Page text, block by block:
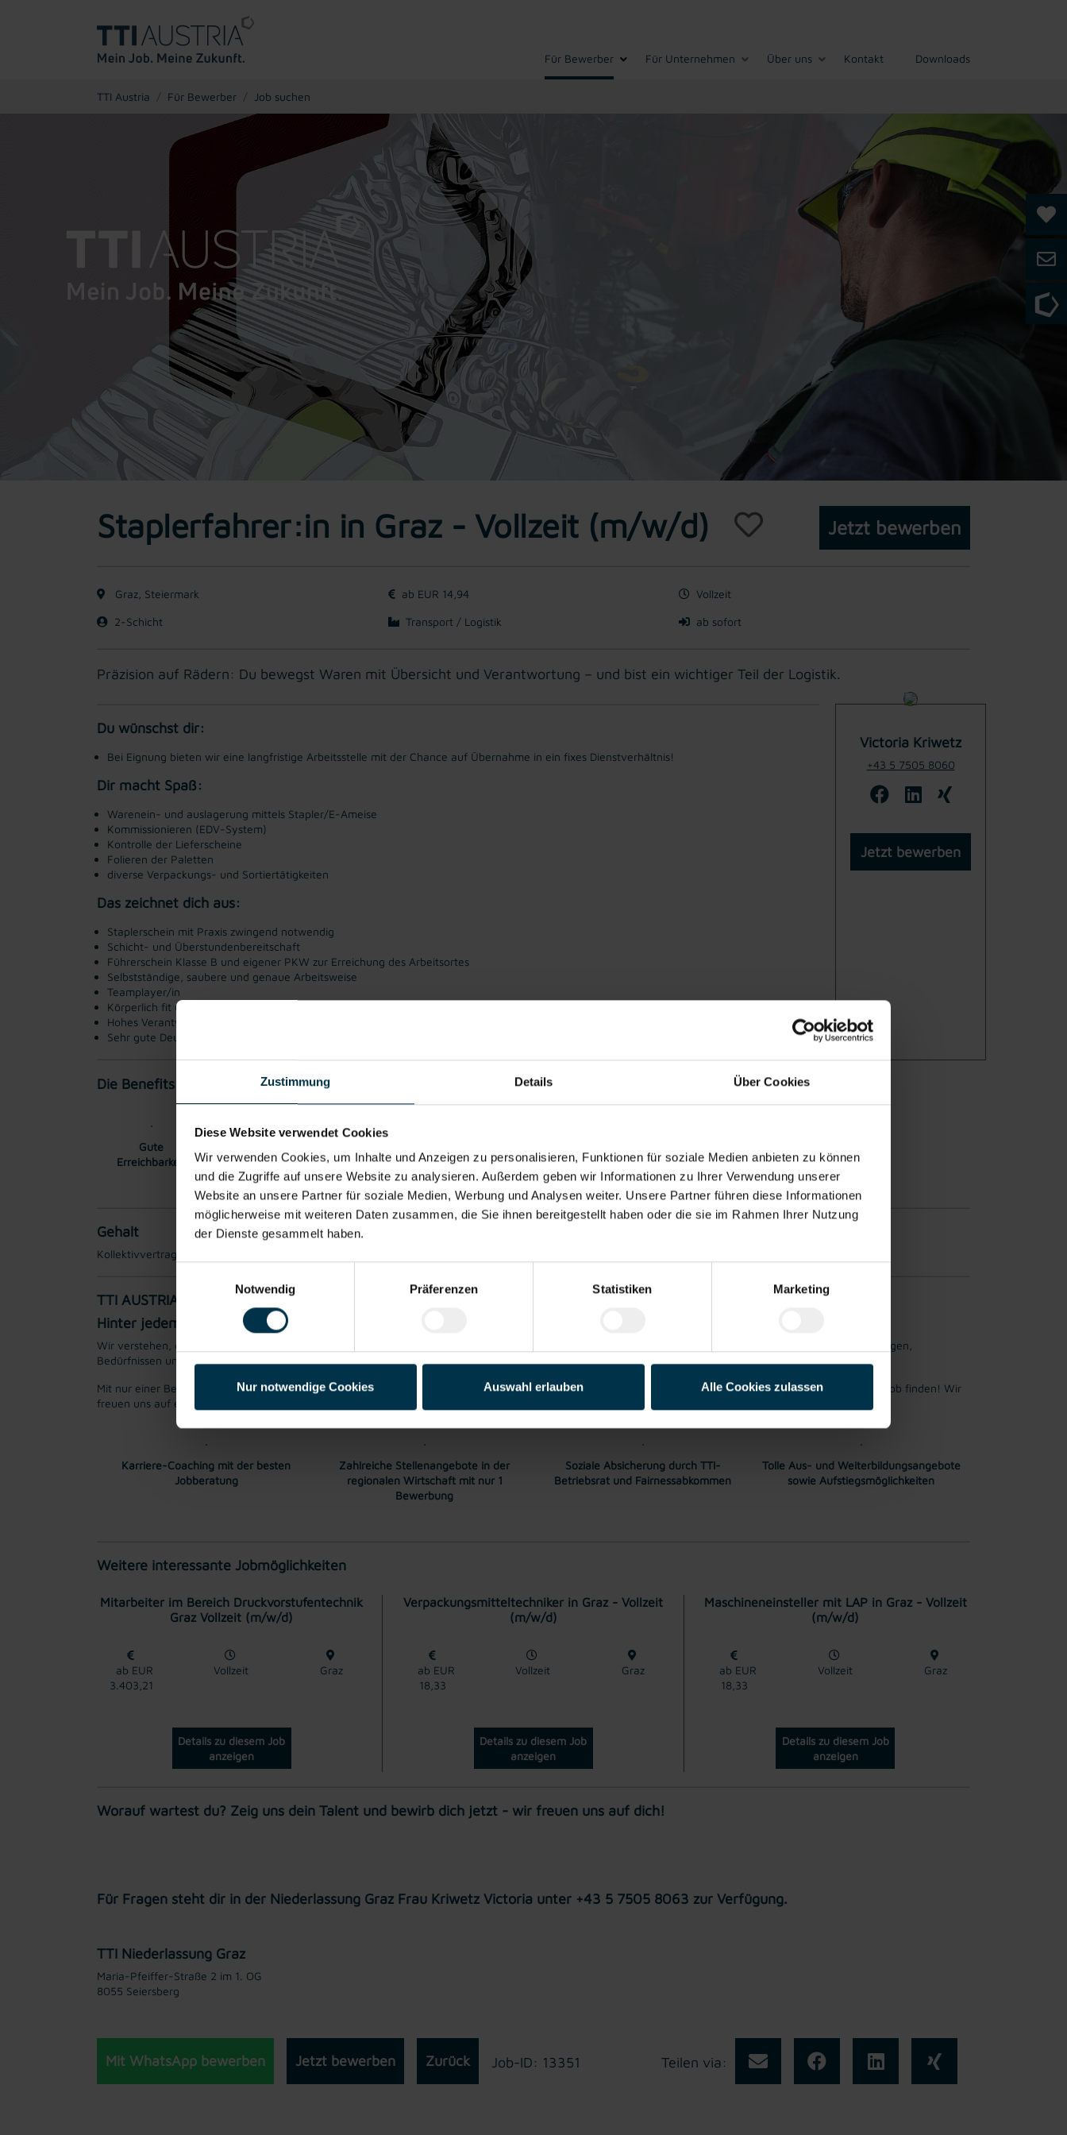
Zustimmung Details Über Cookies
Diese Website verwendet Cookies
Wir verwenden Cookies, um Inhalte und Anzeigen zu personalisieren, Funktionen für soziale Medien anbieten zu können
und die Zugriffe auf unsere Website zu analysieren. Außerdem geben wir Informationen zu Ihrer Verwendung unserer
Website an unsere Partner für soziale Medien, Werbung und Analysen weiter. Unsere Partner führen diese Informationen
möglicherweise mit weiteren Daten zusammen, die Sie ihnen bereitgestellt haben oder die sie im Rahmen Ihrer Nutzung
der Dienste gesammelt haben.
Notwendig
Präferenzen Statistiken Marketing
Nur notwendige Cookies Auswahl erlauben Alle Cookies zulassen
Für Bewerber Für Unternehmen Über uns Kontakt Downloads
TTI Austria Für Bewerber Job suchen
Staplerfahrer:in in Graz - Vollzeit (m/w/d) Jetzt bewerben
Graz, Steiermark ab EUR 14,94 Vollzeit
2-Schicht Transport / Logistik ab sofort
Präzision auf Rädern: Du bewegst Waren mit Übersicht und Verantwortung – und bist ein wichtiger Teil der Logistik.
Du wünschst dir:
Bei Eignung bieten wir eine langfristige Arbeitsstelle mit der Chance auf Übernahme in ein fixes Dienstverhältnis!
Dir macht Spaß:
Warenein- und auslagerung mittels Stapler/E-Ameise
Kommissionieren (EDV-System)
Kontrolle der Lieferscheine
Folieren der Paletten
diverse Verpackungs- und Sortiertätigkeiten
Das zeichnet dich aus:
Staplerschein mit Praxis zwingend notwendig
Schicht- und Überstundenbereitschaft
Führerschein Klasse B und eigener PKW zur Erreichung des Arbeitsortes
Selbstständige, saubere und genaue Arbeitsweise
Teamplayer/in
Körperlich fit und belastbar (Hebetätigkeiten)
Hohes Verantwortungsbewusstsein, Zuverlässigkeit sowie Pünktlichkeit
Sehr gute Deutsch-Kenntnisse (in Wort und Schrift zumindest B2)
Victoria Kriwetz
+43 5 7505 8060
Jetzt bewerben
Die Benefits:
Gute
Erreichbarkeit
Betriebsrestaurant
Dienstverhältnis
Gehalt
Kollektivvertraglicher Mindestlohn EUR € 14,94 brutto pro Stunde. Überzahlung auf Grund von Qualifikation und Berufserfahrung möglich.
TTI AUSTRIA
Hinter jedem Erfolg steckt ein Talent.
Wir verstehen, dass es schwierig sein kann, den perfekten Job zu finden, aber genau das ist unser Ziel: Einen Arbeitsplatz zu finden, der genau den Vorstellungen,
Bedürfnissen und Wünschen unserer Bewerber*innen entspricht und sie auf ihren Karriereweg zu begleiten.
Mit nur einer Bewerbung bekommt man bei uns Zugang zu zahlreichen Jobangeboten in verschiedenen Branchen und Bereichen. Jetzt bewerben und Traumjob finden! Wir
freuen uns auf ein Kennenlernen!
Karriere-Coaching mit der besten
Jobberatung
Zahlreiche Stellenangebote in der
regionalen Wirtschaft mit nur 1
Bewerbung
Soziale Absicherung durch TTI-
Betriebsrat und Fairnessabkommen
Tolle Aus- und Weiterbildungsangebote
sowie Aufstiegsmöglichkeiten
Weitere interessante Jobmöglichkeiten
Mitarbeiter im Bereich Druckvorstufentechnik
Graz Vollzeit (m/w/d)
ab EUR
3.403,21
Vollzeit Graz
Details zu diesem Job
anzeigen
Verpackungsmitteltechniker in Graz - Vollzeit
(m/w/d)
ab EUR
18,33
Vollzeit Graz
Details zu diesem Job
anzeigen
Maschineneinsteller mit LAP in Graz - Vollzeit
(m/w/d)
ab EUR
18,33
Vollzeit Graz
Details zu diesem Job
anzeigen
Worauf wartest du? Zeig uns dein Talent und bewirb dich jetzt - wir freuen uns auf dich!
Für Fragen steht dir in der Niederlassung Graz Frau Kriwetz Victoria unter +43 5 7505 8063 zur Verfügung.
TTI Niederlassung Graz
Maria-Pfeiffer-Straße 2 im 1. OG
8055 Seiersberg
Mit WhatsApp bewerben Jetzt bewerben Teilen via:
Zurück Job-ID: 13351